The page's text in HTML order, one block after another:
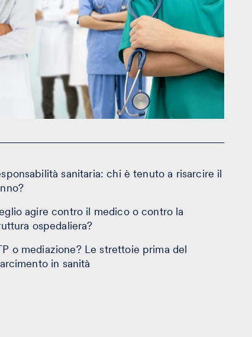
sanitaria: chi è tenuto a risarcire il
agire contro il medico o contro la
ospedaliera?
o mediazione? Le strettoie prima del
in sanità